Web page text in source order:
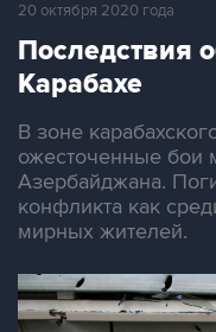
20 октября 2020 года
Последствия
Карабахе
В зоне
ожесточенные бои
Азербайджана.
конфликта как
мирных жителей.